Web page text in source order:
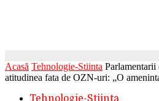
Acasă Tehnologie-Stiinta Parlamentarii
atitudinea fata de OZN-uri: „O
Tehnologie-Stiinta